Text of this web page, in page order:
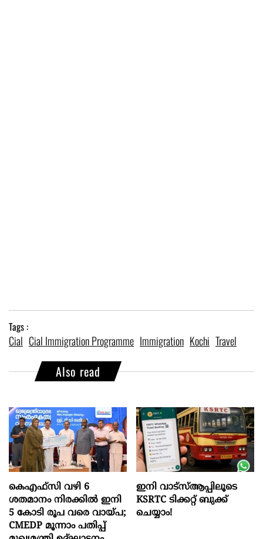
Tags :
Cial Cial Immigration Programme Immigration Kochi Travel
Also read
കെഎഫ്സി വഴി 6
ശതമാനം നിരക്കിൽ ഇനി
5 കോടി രൂപ വരെ വായ്പ;
CMEDP മൂന്നാം പതിപ്പ്
ഇനി വാട്‌സ്ആപ്പിലൂടെ
KSRTC ടിക്കറ്റ് ബുക്ക്
ചെയ്യാം!